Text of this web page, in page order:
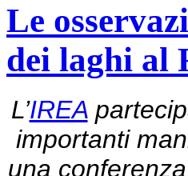
Le
dei laghi al
L’IREA
importanti
una